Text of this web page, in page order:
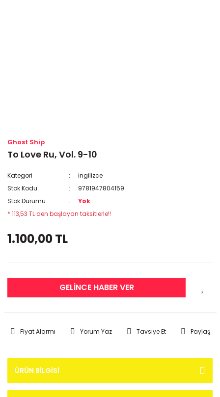
Ghost Ship
To Love Ru, Vol. 9-10
Kategori
İngilizce
Stok Kodu
9781947804159
Stok Durumu
Yok
* 113,53 TL den başlayan taksitlerle!!
1.100,00 TL
GELİNCE HABER VER
Fiyat Alarmı Yorum Yaz Tavsiye Et Paylaş
ÜRÜN BILGISI